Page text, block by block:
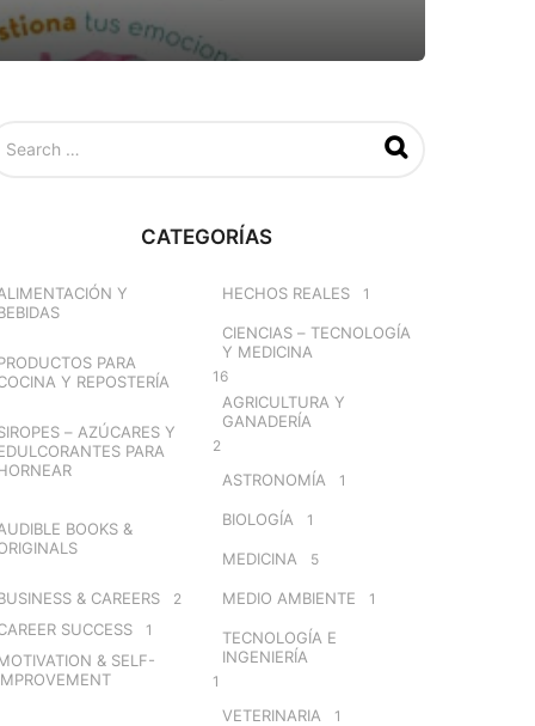
CATEGORÍAS
Y
PARA
Y REPOSTERÍA
– AZÚCARES Y
PARA
BOOKS &
& CAREERS 2
SUCCESS 1
& SELF-
HECHOS REALES 1
CIENCIAS – TECNOLOGÍA
Y MEDICINA
16
AGRICULTURA Y
GANADERÍA
2
ASTRONOMÍA 1
BIOLOGÍA 1
MEDICINA 5
MEDIO AMBIENTE 1
TECNOLOGÍA E
INGENIERÍA
1
VETERINARIA 1